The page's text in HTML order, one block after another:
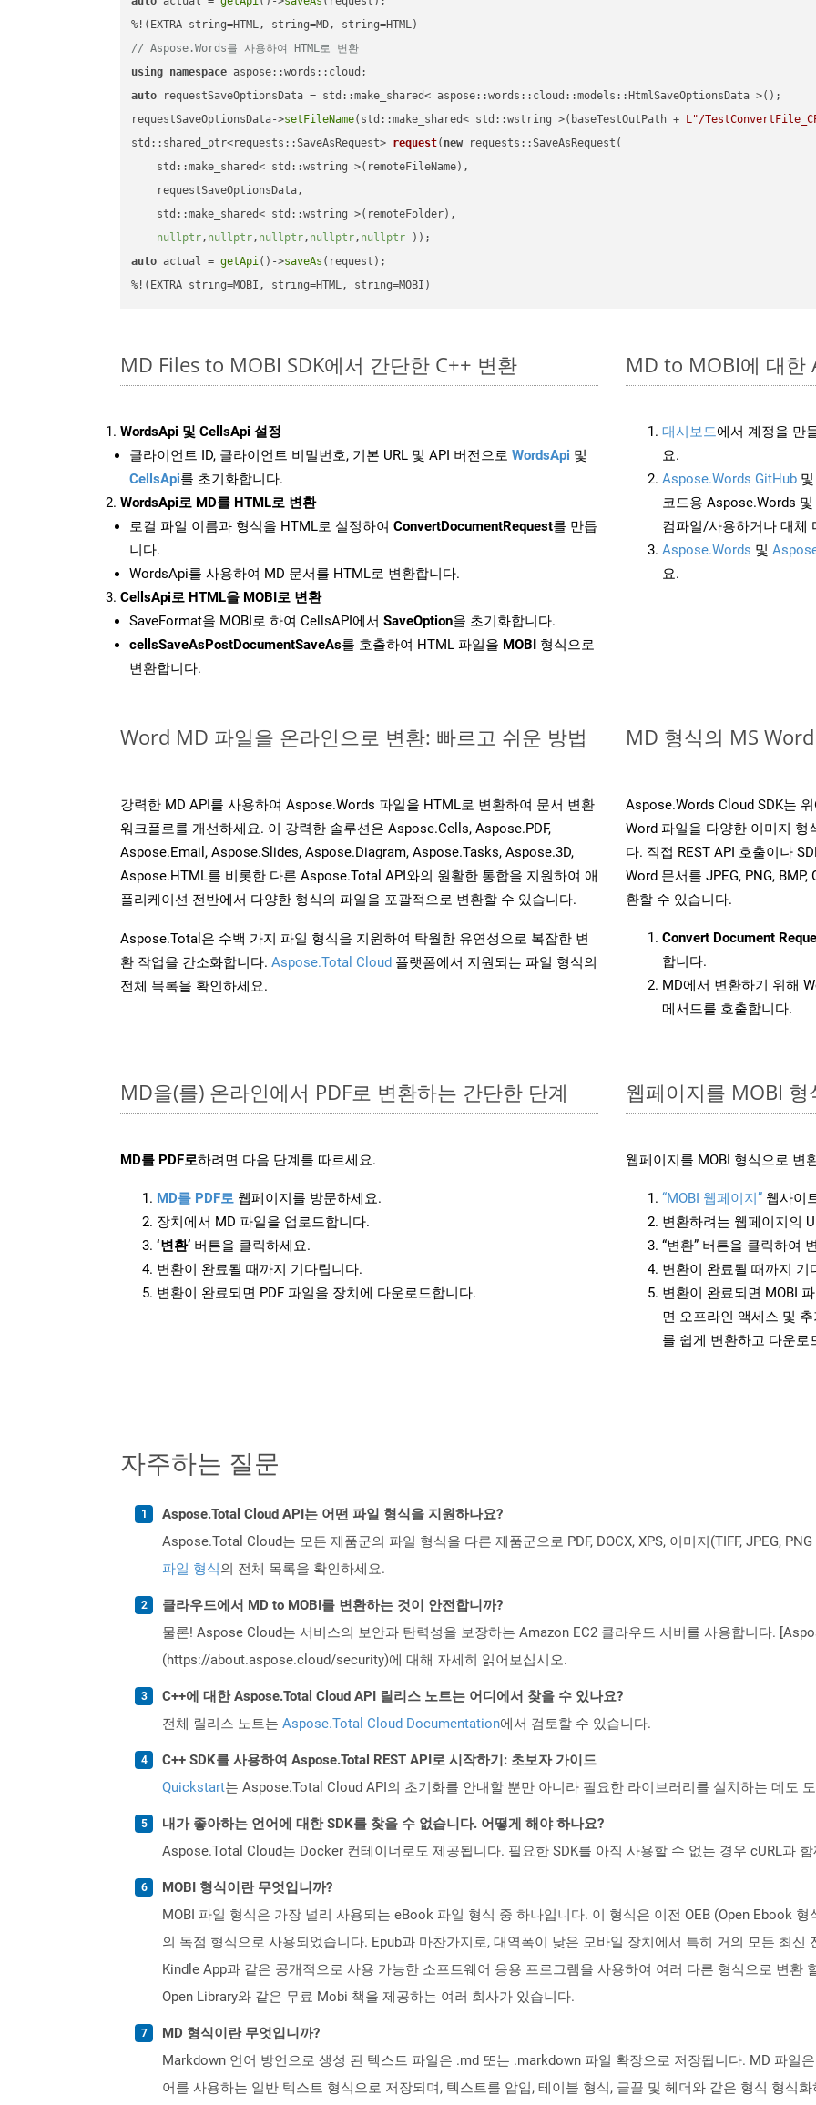
// Aspose.Words를 사용하여 HTML로 변환
using namespace
auto requestSaveOptionsData = std::make_shared< aspose::words::cloud::models::HtmlSaveOptionsData >();
requestSaveOptionsData->setFileName(std::make_shared< std::wstring >(baseTestOutPath + L"/
std::shared_ptr<requests::SaveAsRequest> request( new requests::SaveAsRequest(
    std::make_shared< std::wstring >(remoteFileName),
    requestSaveOptionsData,
    std::make_shared< std::wstring >(remoteFolder),
nullptr, nullptr, nullptr, nullptr, nullptr ))
auto actual = getApi()->saveAs (request);
%!(EXTRA string=MOBI, string=HTML, string=MOBI)
MD Files to MOBI SDK에서 간단한 C++ 변환
WordsApi 및 CellsApi 설정
클라이언트 ID, 클라이언트 비밀번호, 기본 URL 및 API 버전으로 WordsApi 및
CellsApi를 초기화합니다.
WordsApi로 MD를 HTML로 변환
로컬 파일 이름과 형식을 HTML로 설정하여 ConvertDocumentRequest를 만듭
니다.
WordsApi를 사용하여 MD 문서를 HTML로 변환합니다.
CellsApi로 HTML을 MOBI로 변환
SaveFormat을 MOBI로 하여 CellsAPI에서 SaveOption을 초기화합니다.
cellsSaveAsPostDocumentSaveAs를 호출하여 HTML 파일을 MOBI 형식으로
변환합니다.
MD to MOBI에 대한
대시보드에서 계정을 만
요.
Aspose.Words GitHub 및
코드용 Aspose.Words
컴파일/사용하거나 대체
Aspose.Words 및
요.
Word MD 파일을 온라인으로 변환: 빠르고 쉬운 방법
강력한 MD API를 사용하여 Aspose.Words 파일을 HTML로 변환하여 문서 변환
워크플로를 개선하세요. 이 강력한 솔루션은 Aspose.Cells, Aspose.PDF,
Aspose.Email, Aspose.Slides, Aspose.Diagram, Aspose.Tasks, Aspose.3D,
Aspose.HTML를 비롯한 다른 Aspose.Total API와의 원활한 통합을 지원하여 애
플리케이션 전반에서 다양한 형식의 파일을 포괄적으로 변환할 수 있습니다.
Aspose.Total은 수백 가지 파일 형식을 지원하여 탁월한 유연성으로 복잡한 변
환 작업을 간소화합니다. Aspose.Total Cloud 플랫폼에서 지원되는 파일 형식의
전체 목록을 확인하세요.
MD 형식의 MS
Aspose.Words Cloud SDK는
Word 파일을 다양한 이미지 형
다. 직접 REST API 호출이나
Word 문서를 JPEG, PNG,
환할 수 있습니다.
Convert Document
합니다.
MD에서 변환하기 위해
메서드를 호출합니다.
MD을(를) 온라인에서 PDF로 변환하는 간단한 단계
MD를 PDF로하려면 다음 단계를 따르세요.
MD를 PDF로 웹페이지를 방문하세요.
장치에서 MD 파일을 업로드합니다.
‘변환’ 버튼을 클릭하세요.
변환이 완료될 때까지 기다립니다.
변환이 완료되면 PDF 파일을 장치에 다운로드합니다.
웹페이지를 MOBI
웹페이지를 MOBI 형식으로 변
“MOBI 웹페이지” 웹사이
변환하려는 웹페이지의
“변환” 버튼을 클릭하여
변환이 완료될 때까지 기
변환이 완료되면 MOBI
면 오프라인 액세스 및
를 쉽게 변환하고 다운로
자주하는 질문
Aspose.Total Cloud API는 어떤 파일 형식을 지원하나요?
Aspose.Total Cloud는 모든 제품군의 파일 형식을 다른 제품군으로 PDF, DOCX, XPS, 이미지(TIFF, JPEG,
파일 형식의 전체 목록을 확인하세요.
클라우드에서 MD to MOBI를 변환하는 것이 안전합니까?
물론! Aspose Cloud는 서비스의 보안과 탄력성을 보장하는 Amazon EC2 클라우드 서버를 사용합니다.
(https://about.aspose.cloud/security)에 대해 자세히 읽어보십시오.
C++에 대한 Aspose.Total Cloud API 릴리스 노트는 어디에서 찾을 수 있나요?
전체 릴리스 노트는 Aspose.Total Cloud Documentation에서 검토할 수 있습니다.
C++ SDK를 사용하여 Aspose.Total REST API로 시작하기: 초보자 가이드
Quickstart는 Aspose.Total Cloud API의 초기화를 안내할 뿐만 아니라 필요한 라이브러리를 설치하는 데도
내가 좋아하는 언어에 대한 SDK를 찾을 수 없습니다. 어떻게 해야 하나요?
Aspose.Total Cloud는 Docker 컨테이너로도 제공됩니다. 필요한 SDK를 아직 사용할 수 없는 경우 cURL과
MOBI 형식이란 무엇입니까?
MOBI 파일 형식은 가장 널리 사용되는 eBook 파일 형식 중 하나입니다. 이 형식은 이전 OEB (Open Ebook
의 독점 형식으로 사용되었습니다. Epub과 마찬가지로, 대역폭이 낮은 모바일 장치에서 특히 거의 모든 최신
Kindle App과 같은 공개적으로 사용 가능한 소프트웨어 응용 프로그램을 사용하여 여러 다른 형식으로 변환
Open Library와 같은 무료 Mobi 책을 제공하는 여러 회사가 있습니다.
MD 형식이란 무엇입니까?
Markdown 언어 방언으로 생성 된 텍스트 파일은 .md 또는 .markdown 파일 확장으로 저장됩니다. MD 파일
어를 사용하는 일반 텍스트 형식으로 저장되며, 텍스트를 압입, 테이블 형식, 글꼴 및 헤더와 같은 형식 형식